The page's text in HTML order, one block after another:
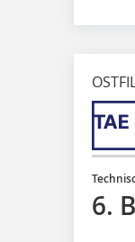
6.